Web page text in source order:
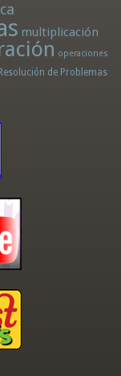
multiplicación
operaciones
Resolución de Problemas